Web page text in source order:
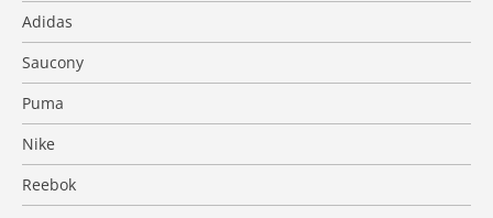
Adidas
Saucony
Puma
Nike
Reebok